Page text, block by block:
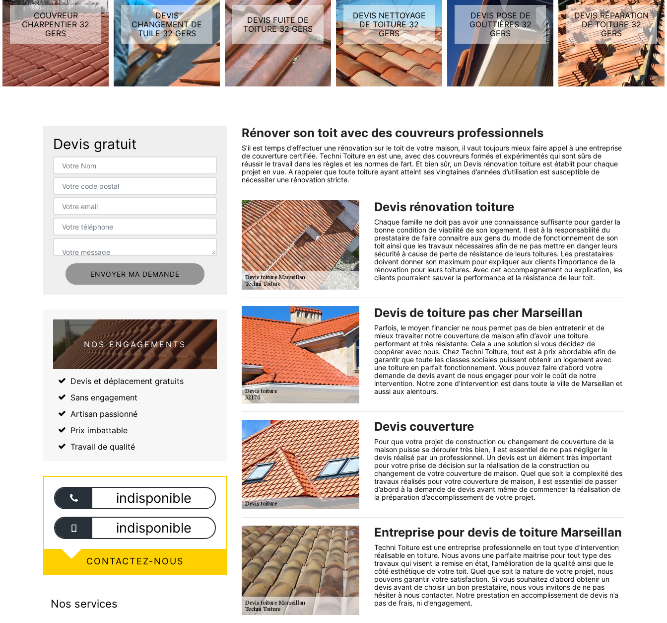
DEVIS
CHANGEMENT DE
TUILE 32 GERS
DEVIS FUITE DE
TOITURE 32 GERS
DEVIS NETTOYAGE
DE TOITURE 32
GERS
DEVIS POSE DE
GOUTTIÈRES 32
GERS
DEVIS RÉPARATION
DE TOITURE 32
GERS
DEVIS TOITURE 32
GERS
Devis gratuit
NOS ENGAGEMENTS
Devis et déplacement gratuits
Sans engagement
Artisan passionné
Prix imbattable
Travail de qualité
indisponible
indisponible
CONTACTEZ-NOUS
Nos services
Rénover son toit avec des couvreurs professionnels
S’il est temps d’effectuer une rénovation sur le toit de votre maison, il vaut toujours mieux faire appel à une entreprise
de couverture certifiée. Techni Toiture en est une, avec des couvreurs formés et expérimentés qui sont sûrs de
réussir le travail dans les règles et les normes de l’art. Et bien sûr, un Devis rénovation toiture est établit pour chaque
projet en vue. A rappeler que toute toiture ayant atteint ses vingtaines d’années d’utilisation est susceptible de
nécessiter une rénovation stricte.
Devis rénovation toiture
Chaque famille ne doit pas avoir une connaissance suffisante pour garder la
bonne condition de viabilité de son logement. Il est à la responsabilité du
prestataire de faire connaitre aux gens du mode de fonctionnement de son
toit ainsi que les travaux nécessaires afin de ne pas mettre en danger leurs
sécurité à cause de perte de résistance de leurs toitures. Les prestataires
doivent donner son maximum pour expliquer aux clients l’importance de la
rénovation pour leurs toitures. Avec cet accompagnement ou explication, les
clients pourraient sauver la performance et la résistance de leur toit.
Devis de toiture pas cher Marseillan
Parfois, le moyen financier ne nous permet pas de bien entretenir et de
mieux travaiter notre couverture de maison afin d’avoir une toiture
performant et très résistante. Cela a une solution si vous décidez de
coopérer avec nous. Chez Techni Toiture, tout est à prix abordable afin de
garantir que toute les classes sociales puissent obtenir un logement avec
une toiture en parfait fonctionnement. Vous pouvez faire d’abord votre
demande de devis avant de nous engager pour voir le coût de notre
intervention. Notre zone d’intervention est dans toute la ville de Marseillan et
aussi aux alentours.
Devis couverture
Pour que votre projet de construction ou changement de couverture de la
maison puisse se dérouler très bien, il est essentiel de ne pas négliger le
devis réalisé par un professionnel. Un devis est un élément très important
pour votre prise de décision sur la réalisation de la construction ou
changement de votre couverture de maison. Quel que soit la complexité des
travaux réalisés pour votre couverture de maison, il est essentiel de passer
d’abord à la demande de devis avant même de commencer la réalisation de
la préparation d’accomplissement de votre projet.
Entreprise pour devis de toiture Marseillan
Techni Toiture est une entreprise professionnelle en tout type d’intervention
réalisable en toiture. Nous avons une parfaite maitrise pour tout type des
travaux qui visent la remise en état, l’amélioration de la qualité ainsi que le
côté esthétique de votre toit. Quel que soit la nature de votre projet, nous
pouvons garantir votre satisfaction. Si vous souhaitez d’abord obtenir un
devis avant de choisir un bon prestataire, nous vous invitons de ne pas
hésiter à nous contacter. Notre prestation en accomplissement de devis n’a
pas de frais, ni d’engagement.